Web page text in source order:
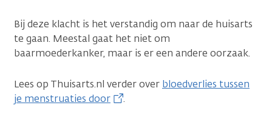
Bij deze klacht is het verstandig om naar de huisarts
te gaan. Meestal gaat het niet om
baarmoederkanker, maar is er een andere oorzaak.
Lees op Thuisarts.nl verder over bloedverlies tussen
je menstruaties door
.